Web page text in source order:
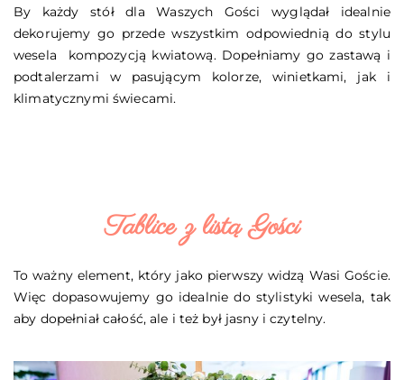
By każdy stół dla Waszych Gości wyglądał idealnie
dekorujemy go przede wszystkim odpowiednią do stylu
wesela kompozycją kwiatową. Dopełniamy go zastawą i
podtalerzami w pasującym kolorze, winietkami, jak i
klimatycznymi świecami.
Tablice z listą Gości
To ważny element, który jako pierwszy widzą Wasi Goście.
Więc dopasowujemy go idealnie do stylistyki wesela, tak
aby dopełniał całość, ale i też był jasny i czytelny.